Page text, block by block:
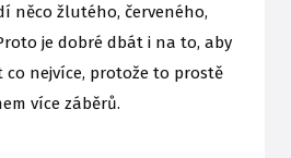
něco žlutého, červeného,
je dobré dbát i na to, aby
nejvíce, protože to prostě
více záběrů.